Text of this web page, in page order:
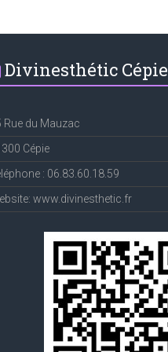
Divinesthétic Cépie
Rue du Mauzac
Cépie
: 06.83.60.18.59
www.divinesthetic.fr